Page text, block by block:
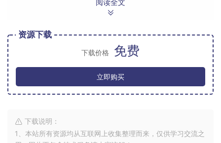
阅读全文
资源下载
下载价格 免费
立即购买
下载说明：
1、本站所有资源均从互联网上收集整理而来，仅供学习交流之